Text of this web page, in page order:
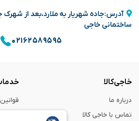
آدرس:جاده شهریار به ملارد،بعد از شهرک
ساختمانی خاجی
۰۲۱۶۲۵۸۹۵۹۵
خاجی‌کالا
درباره ما
تماس با خاجی کالا